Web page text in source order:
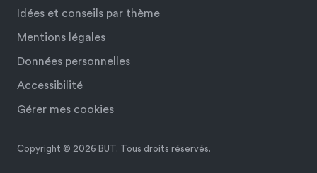
Idées et conseils par thème
Mentions légales
Données personnelles
Accessibilité
Gérer mes cookies
Copyright © 2026 BUT. Tous droits réservés.